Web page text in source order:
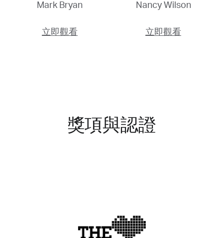
Mark Bryan
立即觀看
Nancy Wilson
立即觀看
獎項與認證